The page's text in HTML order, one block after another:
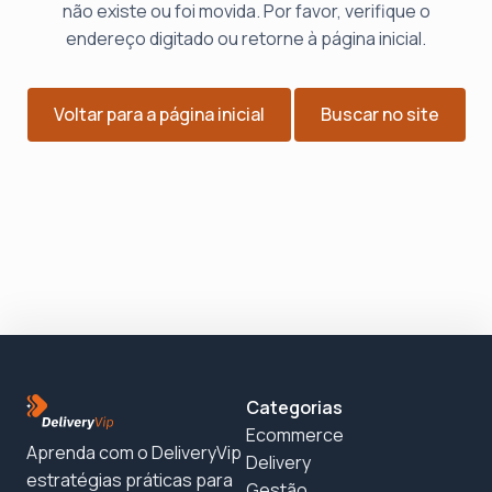
não existe ou foi movida. Por favor, verifique o
endereço digitado ou retorne à página inicial.
Voltar para a página inicial Buscar no site
Aprenda com o DeliveryVip
estratégias práticas para
Categorias
Ecommerce
Delivery